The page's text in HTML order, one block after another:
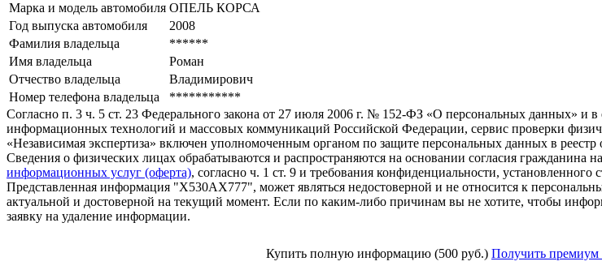
Марка и модель автомобиля ОПЕЛЬ КОРСА
Год выпуска автомобиля
2008
Фамилия владельца
******
Имя владельца
Роман
Отчество владельца
Владимирович
Номер телефона владельца
***********
Согласно п. 3 ч. 5 ст. 23 Федерального закона от 27 июля 2006 г. № 152-ФЗ «О персональных данных» и
информационных технологий и массовых коммуникаций Российской Федерации, сервис проверки
«Независимая экспертиза» включен уполномоченным органом по защите персональных данных в реестр
Сведения о физических лицах обрабатываются и распространяются на основании согласия гражданина
информационных услуг (оферта), согласно ч. 1 ст. 9 и требования конфиденциальности,
Представленная информация "Х530АХ777", может являться недостоверной и не относится к
актуальной и достоверной на текущий момент. Если по каким-либо причинам вы не хотите, чтобы
заявку на удаление информации.
Купить полную информацию (500 руб.) Получить премиум